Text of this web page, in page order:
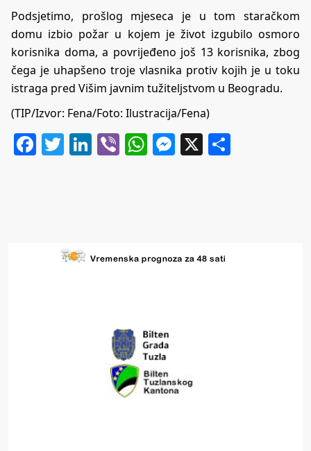
Podsjetimo, prošlog mjeseca je u tom staračkom
domu izbio požar u kojem je život izgubilo osmoro
korisnika doma, a povrijeđeno još 13 korisnika, zbog
čega je uhapšeno troje vlasnika protiv kojih je u toku
istraga pred Višim javnim tužiteljstvom u Beogradu.
(TIP/Izvor: Fena/Foto: Ilustracija/Fena)
Facebook
Twitter
LinkedIn
ViberWhatsApp
Messenger
X